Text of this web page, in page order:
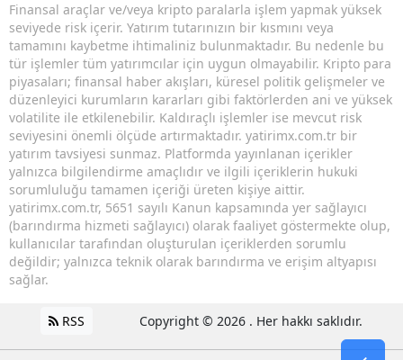
Finansal araçlar ve/veya kripto paralarla işlem yapmak yüksek
seviyede risk içerir. Yatırım tutarınızın bir kısmını veya
tamamını kaybetme ihtimaliniz bulunmaktadır. Bu nedenle bu
tür işlemler tüm yatırımcılar için uygun olmayabilir. Kripto para
piyasaları; finansal haber akışları, küresel politik gelişmeler ve
düzenleyici kurumların kararları gibi faktörlerden ani ve yüksek
volatilite ile etkilenebilir. Kaldıraçlı işlemler ise mevcut risk
seviyesini önemli ölçüde artırmaktadır. yatirimx.com.tr bir
yatırım tavsiyesi sunmaz. Platformda yayınlanan içerikler
yalnızca bilgilendirme amaçlıdır ve ilgili içeriklerin hukuki
sorumluluğu tamamen içeriği üreten kişiye aittir.
yatirimx.com.tr, 5651 sayılı Kanun kapsamında yer sağlayıcı
(barındırma hizmeti sağlayıcı) olarak faaliyet göstermekte olup,
kullanıcılar tarafından oluşturulan içeriklerden sorumlu
değildir; yalnızca teknik olarak barındırma ve erişim altyapısı
sağlar.
RSS Copyright © 2026 . Her hakkı saklıdır.